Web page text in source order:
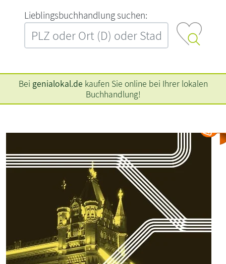
L‍i‍e‍b‍l‍i‍n‍g‍s‍b‍u‍c‍h‍h‍a‍n‍d‍l‍u‍n‍g‍ ‍s‍u‍c‍h‍e‍n‍:‍
Bei genialokal.de kaufen Sie online bei Ihrer lokalen
Buchhandlung!